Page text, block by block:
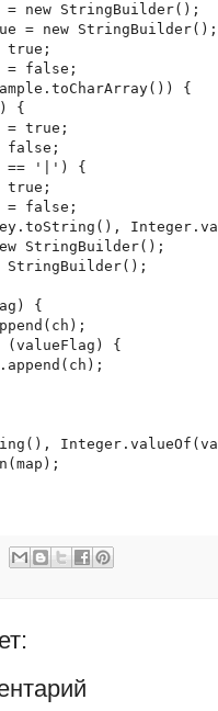
new StringBuilder();
= new StringBuilder();
true;
= false;
{
{
= true;
false;
== '|') {
true;
= false;
StringBuilder();
StringBuilder();
{
(valueFlag) {